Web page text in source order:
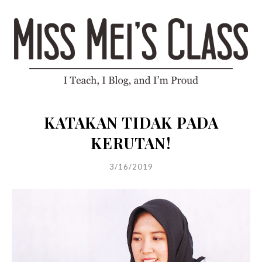
KATAKAN TIDAK PADA
KERUTAN!
3/16/2019